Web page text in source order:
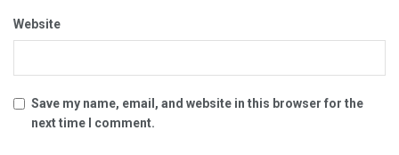
Website
Save my name, email, and website in this browser for the
next time I comment.